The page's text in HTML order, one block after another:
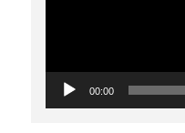
00:00